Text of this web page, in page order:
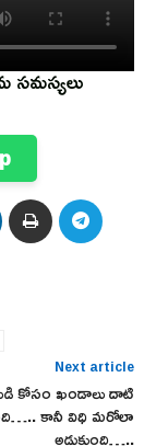
Next article
కోసం ఖండాలు దాటి
కానీ విధి మరోలా
అడుకుంది…..